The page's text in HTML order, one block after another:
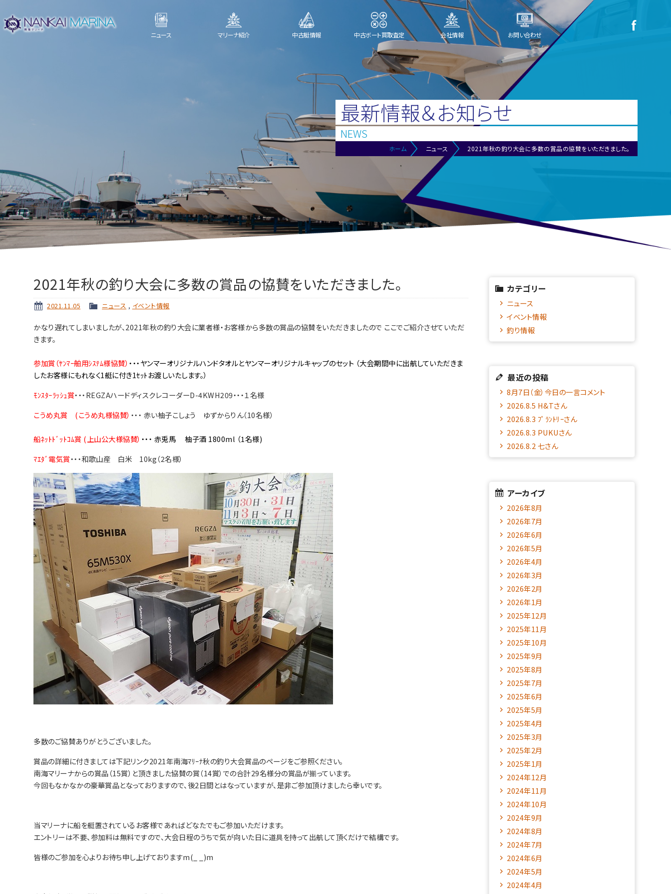
ニュース マリーナ紹介 中古艇情報 中古ボート買取査定 会社情報 お問い合わせ
最新情報＆お知らせ
NEWS
ホーム ニュース 2021年秋の釣り大会に多数の賞品の協賛をいただきました。
2021年秋の釣り大会に多数の賞品の協賛をいただきました。
2021.11.05 ニュース , イベント情報
かなり遅れてしまいましたが、2021年秋の釣り大会に業者様・お客様から多数の賞品の協賛をいただきましたので ここでご紹介させていただ
きます。
参加賞（ﾔﾝﾏｰ舶用ｼｽﾃﾑ様協賛） ・・・ヤンマーオリジナルハンドタオルとヤンマーオリジナルキャップのセット （大会期間中に出航していただきま
したお客様にもれなく1艇に付き1ｾｯﾄお渡しいたします。）
ﾓﾝｽﾀｰﾗｯｼｭ賞・・・REGZAハードディスクレコーダーD-4KWH209・・・１名様
こうめ丸賞
(こうめ丸様協賛） ・・・ 赤い柚子こしょう ゆずからりん（10名様）
船ﾈｯﾄﾄﾞｯﾄｺﾑ賞 (上山公大様協賛） ・・・ 赤兎馬 柚子酒 1800ml （1名様)
ﾏｴﾀﾞ電気賞・・・和歌山産 白米 10kg（2名様）
多数のご協賛ありがとうございました。
賞品の詳細に付きましては下記リンク2021年南海ﾏﾘｰﾅ秋の釣り大会賞品のページをご参照ください。
南海マリーナからの賞品（15賞）と頂きました協賛の賞（14賞）での合計29名様分の賞品が揃っています。
今回もなかなかの豪華賞品となっておりますので、後2日間とはなっていますが、是非ご参加頂けましたら幸いです。
当マリーナに船を艇置されているお客様であればどなたでもご参加いただけます。
エントリーは不要、参加料は無料ですので、大会日程のうちで気が向いた日に道具を持って出航して頂くだけで結構です。
皆様のご参加を心よりお待ち申し上げておりますm(_ _)m
カテゴリー
ニュース
イベント情報
釣り情報
最近の投稿
8月7日（金）今日の一言コメント
2026.8.5 H&Tさん
2026.8.3 ﾌﾟﾗﾝﾄﾘｰさん
2026.8.3 PUKUさん
2026.8.2 七さん
アーカイブ
2026年8月
2026年7月
2026年6月
2026年5月
2026年4月
2026年3月
2026年2月
2026年1月
2025年12月
2025年11月
2025年10月
2025年9月
2025年8月
2025年7月
2025年6月
2025年5月
2025年4月
2025年3月
2025年2月
2025年1月
2024年12月
2024年11月
2024年10月
2024年9月
2024年8月
2024年7月
2024年6月
2024年5月
2024年4月